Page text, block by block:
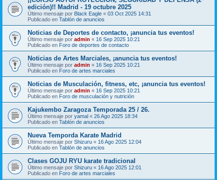
edición)!! Madrid - 19 octubre 2025
Último mensaje por Black Eagle « 03 Oct 2025 14:31
Publicado en Tablón de anuncios
Noticias de Deportes de contacto, ¡anuncia tus eventos!
Último mensaje por admin « 16 Sep 2025 10:21
Publicado en Foro de deportes de contacto
Noticias de Artes Marciales, ¡anuncia tus eventos!
Último mensaje por admin « 16 Sep 2025 10:21
Publicado en Foro de artes marciales
Noticias de Musculación, fitness, etc, ¡anuncia tus eventos!
Último mensaje por admin « 16 Sep 2025 10:21
Publicado en Foro de musculación y nutrición
Kajukembo Zaragoza Temporada 25 / 26.
Último mensaje por yamal « 26 Ago 2025 18:34
Publicado en Tablón de anuncios
Nueva Temporda Karate Madrid
Último mensaje por Shizuru « 16 Ago 2025 12:04
Publicado en Tablón de anuncios
Clases GOJU RYU karate tradicional
Último mensaje por Shizuru « 16 Ago 2025 12:01
Publicado en Foro de artes marciales